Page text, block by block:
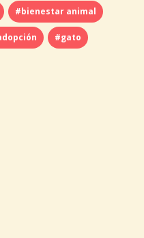
#bienestar animal
#gato